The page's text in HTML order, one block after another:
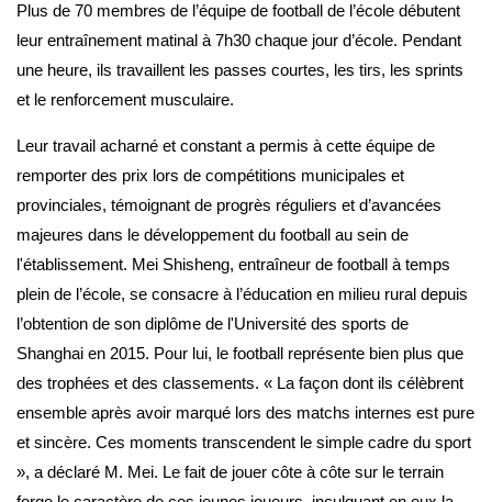
Plus de 70 membres de l’équipe de football de l’école débutent
leur entraînement matinal à 7h30 chaque jour d’école. Pendant
une heure, ils travaillent les passes courtes, les tirs, les sprints
et le renforcement musculaire.
Leur travail acharné et constant a permis à cette équipe de
remporter des prix lors de compétitions municipales et
provinciales, témoignant de progrès réguliers et d’avancées
majeures dans le développement du football au sein de
l'établissement. Mei Shisheng, entraîneur de football à temps
plein de l’école, se consacre à l’éducation en milieu rural depuis
l’obtention de son diplôme de l'Université des sports de
Shanghai en 2015. Pour lui, le football représente bien plus que
des trophées et des classements. « La façon dont ils célèbrent
ensemble après avoir marqué lors des matchs internes est pure
et sincère. Ces moments transcendent le simple cadre du sport
», a déclaré M. Mei. Le fait de jouer côte à côte sur le terrain